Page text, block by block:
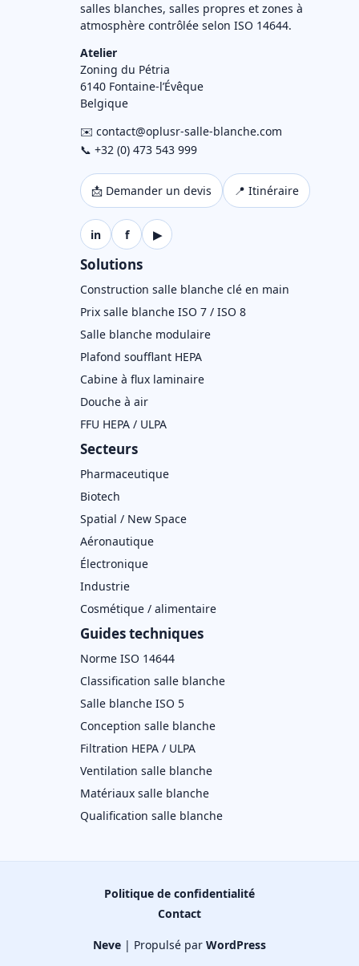
salles blanches, salles propres et zones à
atmosphère contrôlée selon ISO 14644.
Atelier
Zoning du Pétria
6140 Fontaine-l’Évêque
Belgique
✉️ contact@oplusr-salle-blanche.com
📞 +32 (0) 473 543 999
📩 Demander un devis 📍 Itinéraire
in f ▶
Solutions
Construction salle blanche clé en main
Prix salle blanche ISO 7 / ISO 8
Salle blanche modulaire
Plafond soufflant HEPA
Cabine à flux laminaire
Douche à air
FFU HEPA / ULPA
Secteurs
Pharmaceutique
Biotech
Spatial / New Space
Aéronautique
Électronique
Industrie
Cosmétique / alimentaire
Guides techniques
Norme ISO 14644
Classification salle blanche
Salle blanche ISO 5
Conception salle blanche
Filtration HEPA / ULPA
Ventilation salle blanche
Matériaux salle blanche
Qualification salle blanche
Politique de confidentialité
Contact
Neve | Propulsé par WordPress